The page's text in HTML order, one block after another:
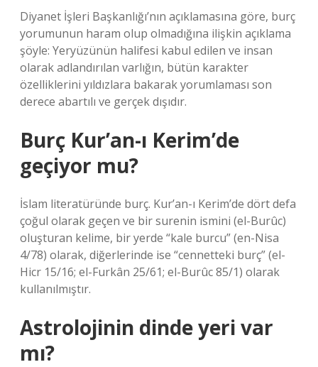
Diyanet İşleri Başkanlığı’nın açıklamasına göre, burç
yorumunun haram olup olmadığına ilişkin açıklama
şöyle: Yeryüzünün halifesi kabul edilen ve insan
olarak adlandırılan varlığın, bütün karakter
özelliklerini yıldızlara bakarak yorumlaması son
derece abartılı ve gerçek dışıdır.
Burç Kur’an-ı Kerim’de
geçiyor mu?
İslam literatüründe burç. Kur’an-ı Kerim’de dört defa
çoğul olarak geçen ve bir surenin ismini (el-Burûc)
oluşturan kelime, bir yerde “kale burcu” (en-Nisa
4/78) olarak, diğerlerinde ise “cennetteki burç” (el-
Hicr 15/16; el-Furkân 25/61; el-Burûc 85/1) olarak
kullanılmıştır.
Astrolojinin dinde yeri var
mı?